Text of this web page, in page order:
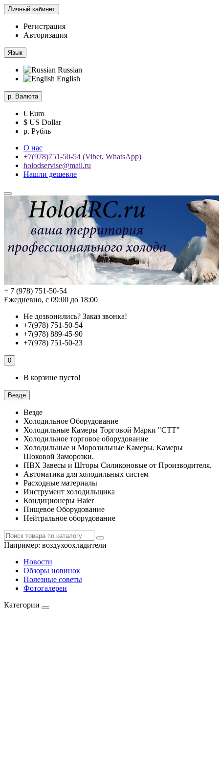
Личный кабинет
Регистрация
Авторизация
Язык
Russian
English
р. Валюта
€ Euro
$ US Dollar
р. Рубль
О нас
+7(978)751-50-54 (Viber, WhatsApp)
holodservise@mail.ru
Нашли дешевле
+ 7 (978) 751-50-54
Ежедневно, с 09:00 до 18:00
Не дозвонились? Заказ звонка!
+7(978) 751-50-54
+7(978) 889-45-90
+7(978) 751-50-23
0
В корзине пусто!
Везде
Везде
Холодильное Оборудование
Холодильные Камеры Торговой Марки "СТТ"
Холодильное торговое оборудование
Холодильные и Морозильные Камеры. Камеры
Шоковой Заморозки.
ПВХ Завесы и Шторы Силиконовые от Производителя.
Автоматика для холодильных систем
Расходные материалы
Инструмент холодильщика
Кондиционеры Haier
Пищевое Оборудование
Нейтральное оборудование
Например: воздухоохладители
Новости
Обзоры новинок
Полезные советы
Фотогалереи
Категории